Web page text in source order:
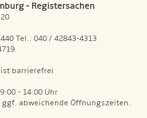
- Registersachen
Tel.: 040 / 42843-4313
barrierefrei
- 14:00 Uhr
ggf. abweichende Öffnungszeiten.